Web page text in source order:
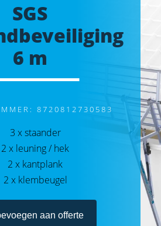
SGS
6 m
8720812730583
3 x staander
2 x leuning / hek
2 x kantplank
2 x klembeugel
aan offerte